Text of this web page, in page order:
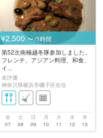
¥2,500 〜 /1時間
第52次南極越冬隊参加しました。
フレンチ、アジアン料理、和食、
イ...
未評価
神奈川県横浜市磯子区在住
金
07
土
08
日
09
月
10
火
11
水
12
木
13